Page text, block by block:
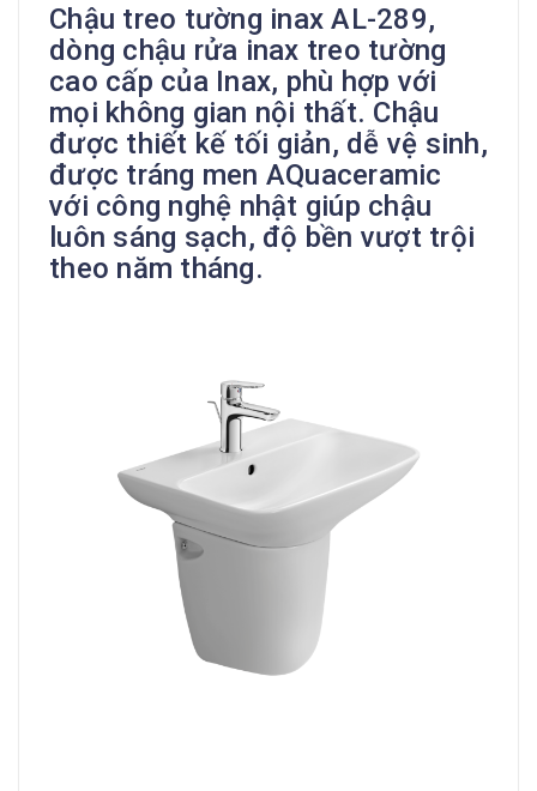
Chậu treo tường inax AL-289,
dòng chậu rửa inax treo tường
cao cấp của Inax, phù hợp với
mọi không gian nội thất. Chậu
được thiết kế tối giản, dễ vệ sinh,
được tráng men AQuaceramic
với công nghệ nhật giúp chậu
luôn sáng sạch, độ bền vượt trội
theo năm tháng.